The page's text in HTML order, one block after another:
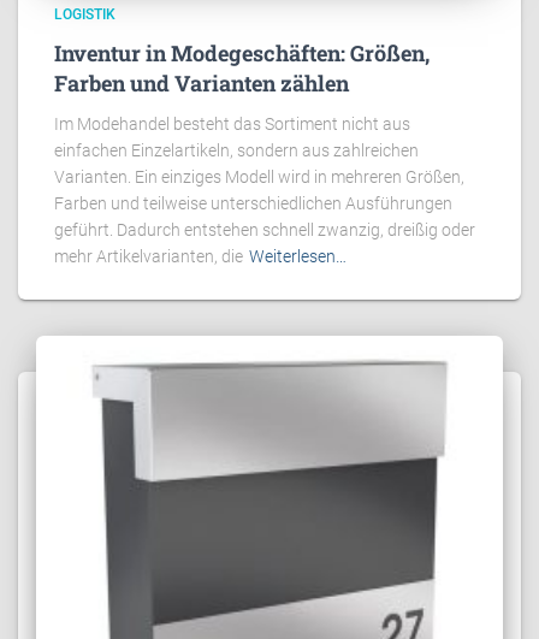
LOGISTIK
Inventur in Modegeschäften: Größen,
Farben und Varianten zählen
Im Modehandel besteht das Sortiment nicht aus
einfachen Einzelartikeln, sondern aus zahlreichen
Varianten. Ein einziges Modell wird in mehreren Größen,
Farben und teilweise unterschiedlichen Ausführungen
geführt. Dadurch entstehen schnell zwanzig, dreißig oder
mehr Artikelvarianten, die Weiterlesen…